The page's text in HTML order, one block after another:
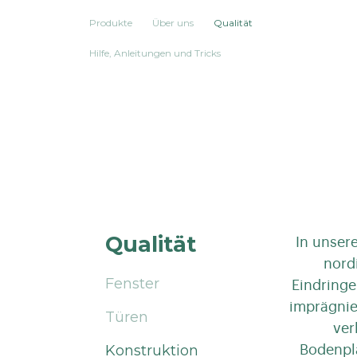
Produkte Über uns Qualität
Hilfe, Anleitungen und Tricks
Qualität
Fenster
Türen
Konstruktion
In